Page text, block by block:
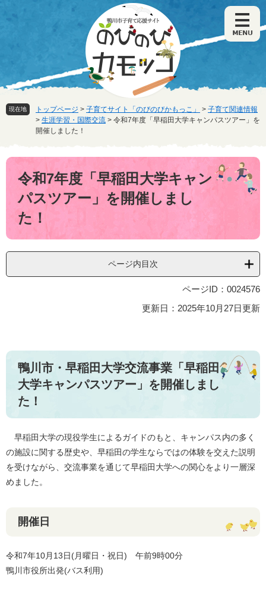
。
て
本
現在地 トップページ > 子育てサイト「のびのびかもっこ」 > 子育て関連情報
> 生涯学習・国際交流 > 令和7年度「早稲田大学キャンパスツアー」を
開催しました！
本
令和7年度「早稲田大学キャン
パスツアー」を開催しまし
た！
ページ内目次
ページID：0024576
更新日：2025年10月27日更新
鴨川市・早稲田大学交流事業「早稲田
大学キャンパスツアー」を開催しまし
た！
早稲田大学の現役学生によるガイドのもと、キャンパス内の多く
の施設に関する歴史や、早稲田の学生ならではの体験を交えた説明
を受けながら、交流事業を通じて早稲田大学への関心をより一層深
めました。
開催日
令和7年10月13日(月曜日・祝日) 午前9時00分
鴨川市役所出発(バス利用)